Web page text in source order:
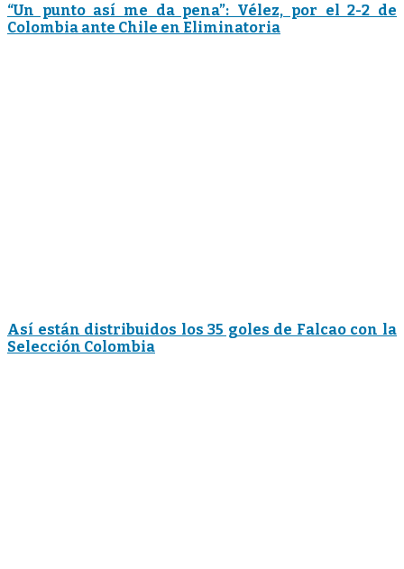
“Un punto así me da pena”: Vélez, por el 2-2 de
Colombia ante Chile en Eliminatoria
Así están distribuidos los 35 goles de Falcao con la
Selección Colombia